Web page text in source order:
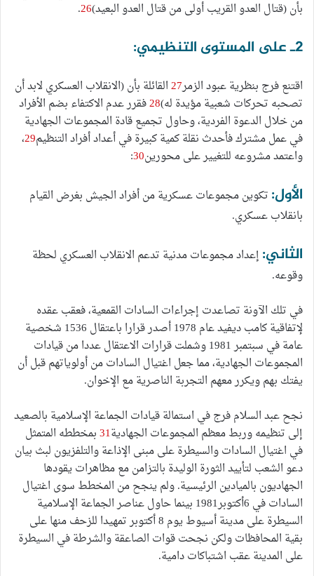
بأن (قتال العدو القريب أولى من قتال العدو البعيد)26
.
2ـ على المستوى التنظيمي:
اقتنع فرج بنظرية عبود الزمر27القائلة بأن (الانقلاب العسكري لابد أن
تصحبه تحركات شعبية مؤيدة له)28فقرر عدم الاكتفاء بضم الأفراد
من خلال الدعوة الفردية، وحاول تجميع قادة المجموعات الجهادية
في عمل مشترك فأحدث نقلة كمية كبيرة في أعداد أفراد التنظيم29،
واعتمد مشروعه للتغيير على محورين30
:
الأول: تكوين مجموعات عسكرية من أفراد الجيش بغرض القيام
بانقلاب عسكري.
الثاني: إعداد مجموعات مدنية تدعم الانقلاب العسكري لحظة
وقوعه.
في تلك الآونة تصاعدت إجراءات السادات القمعية، فعقب عقده
لإتفاقية كامب ديفيد عام 1978 أصدر قرارا باعتقال 1536 شخصية
عامة في سبتمبر 1981 وشملت قرارات الاعتقال عددا من قيادات
المجموعات الجهادية، مما جعل اغتيال السادات من أولوياتهم قبل أن
يفتك بهم ويكرر معهم التجربة الناصرية مع الإخوان.
نجح عبد السلام فرج في استمالة قيادات الجماعة الإسلامية بالصعيد
إلى تنظيمه وربط معظم المجموعات الجهادية31بمخططه المتمثل
في اغتيال السادات والسيطرة على مبنى الإذاعة والتلفزيون لبث بيان
دعو الشعب لتأييد الثورة الوليدة بالتزامن مع مظاهرات يقودها
الجهاديون بالميادين الرئيسية. ولم ينجح من المخطط سوى اغتيال
السادات في 6أكتوبر1981 بينما حاول عناصر الجماعة الإسلامية
السيطرة على مدينة أسيوط يوم 8 أكتوبر تمهيدا للزحف منها على
بقية المحافظات ولكن نجحت قوات الصاعقة والشرطة في السيطرة
على المدينة عقب اشتباكات دامية.